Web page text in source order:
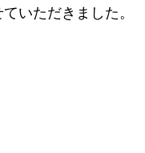
いただきました。